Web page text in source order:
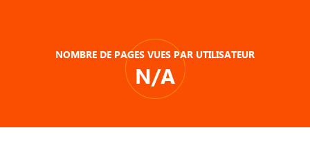
NOMBRE DE PAGES VUES PAR UTILISATEUR
N/A